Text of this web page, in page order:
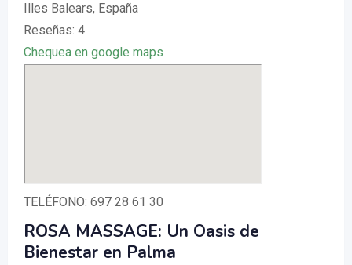
Illes Balears, España
Reseñas: 4
Chequea en google maps
TELÉFONO: 697 28 61 30
ROSA MASSAGE: Un Oasis de
Bienestar en Palma